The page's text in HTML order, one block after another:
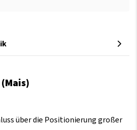
über die Positionierung großer